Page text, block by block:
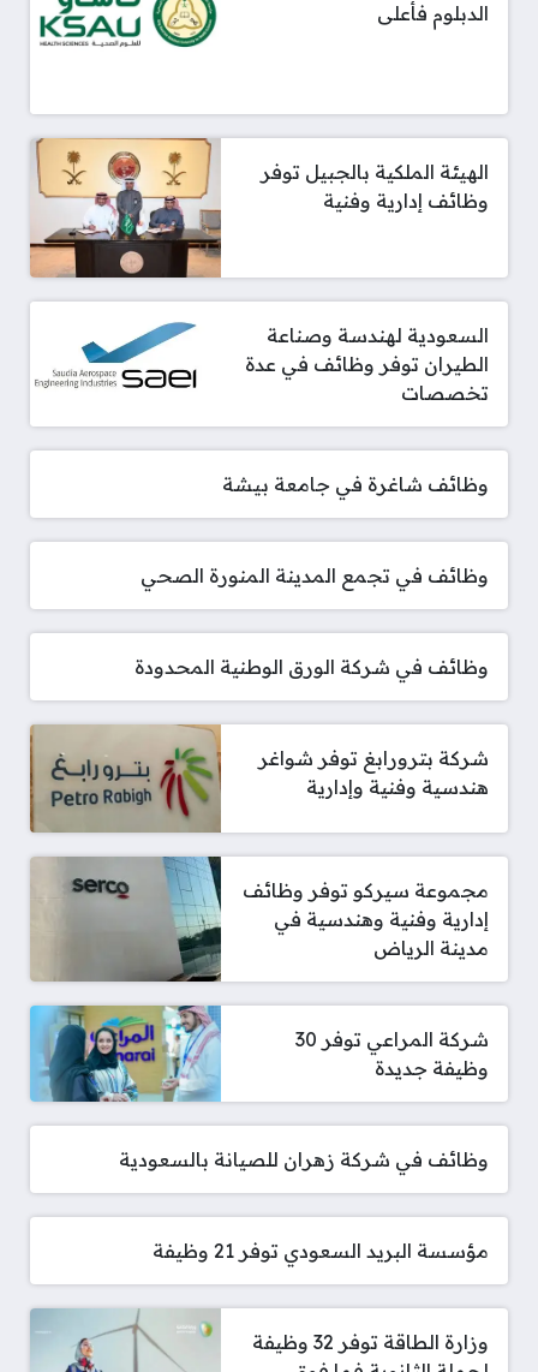
الدبلوم فأعلى
الهيئة الملكية بالجبيل توفر
وظائف إدارية وفنية
السعودية لهندسة وصناعة
الطيران توفر وظائف في عدة
تخصصات
وظائف شاغرة في جامعة بيشة
وظائف في تجمع المدينة المنورة الصحي
وظائف في شركة الورق الوطنية المحدودة
شركة بترورابغ توفر شواغر
هندسية وفنية وإدارية
مجموعة سيركو توفر وظائف
إدارية وفنية وهندسية في
مدينة الرياض
شركة المراعي توفر 30
وظيفة جديدة
وظائف في شركة زهران للصيانة بالسعودية
مؤسسة البريد السعودي توفر 21 وظيفة
وزارة الطاقة توفر 32 وظيفة